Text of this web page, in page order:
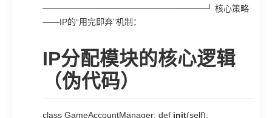
───────────────────────────┘ 核心策略
——IP的“用完即弃”机制：
IP分配模块的核心逻辑
（伪代码）
class GameAccountManager: def init(self):